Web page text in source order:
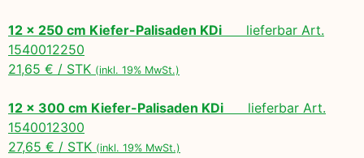
12 x 250 cm Kiefer-Palisaden KDi lieferbar Art.
1540012250
21,65 € / STK (inkl. 19% MwSt.)
12 x 300 cm Kiefer-Palisaden KDi lieferbar Art.
1540012300
27,65 € / STK (inkl. 19% MwSt.)